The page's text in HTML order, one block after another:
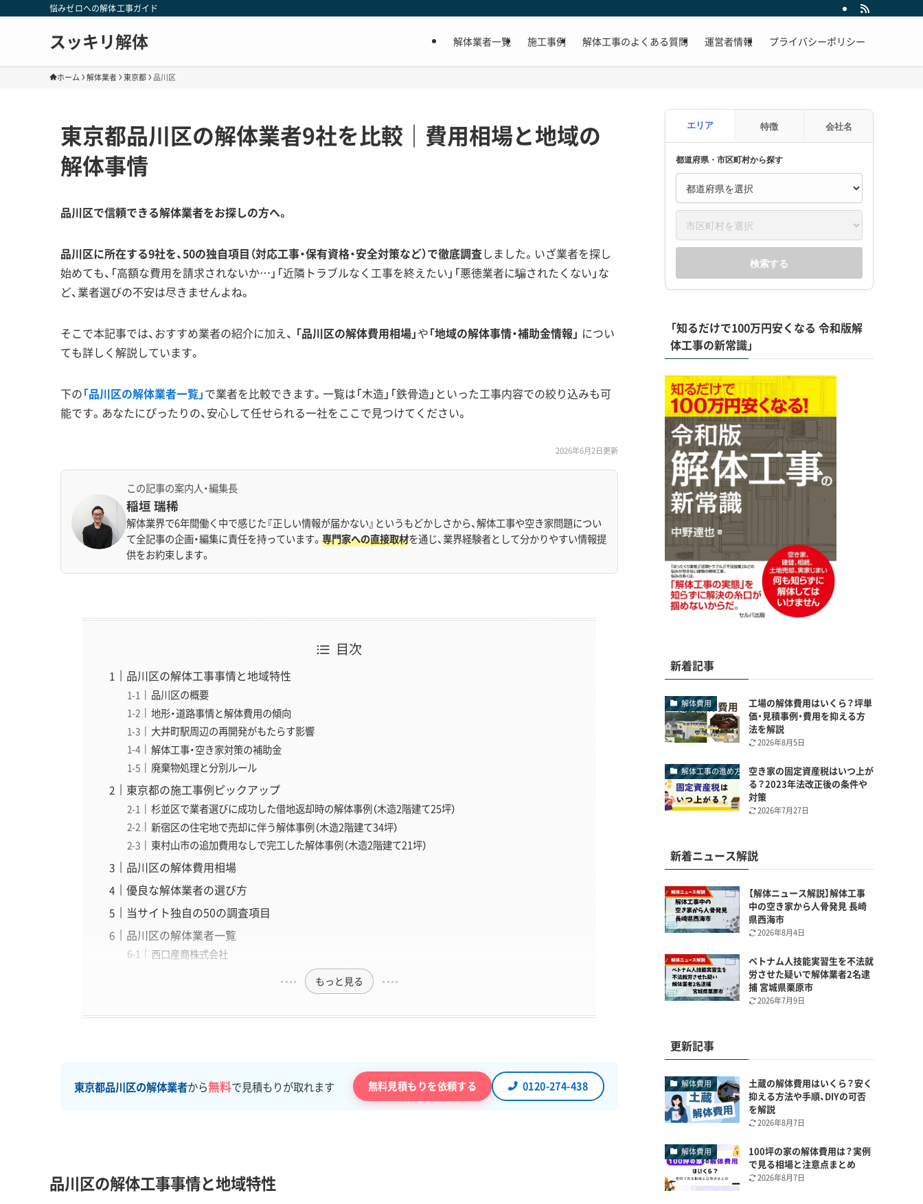
悩みゼロへの解体工事ガイド
スッキリ解体 解体業者一覧 施工事例 解体工事のよくある質問 運営者情報 プライバシーポリシー
ホーム 解体業者 東京都 品川区
東京都品川区の解体業者9社を比較｜費用相場と地域の
解体事情
品川区で信頼できる解体業者をお探しの方へ。
品川区に所在する9社を、50の独自項目（対応工事・保有資格・安全対策など）で徹底調査しました。いざ業者を探し
始めても、「高額な費用を請求されないか…」「近隣トラブルなく工事を終えたい」「悪徳業者に騙されたくない」な
ど、業者選びの不安は尽きませんよね。
そこで本記事では、おすすめ業者の紹介に加え、 「品川区の解体費用相場」や「地域の解体事情・補助金情報」 につい
ても詳しく解説しています。
下の「品川区の解体業者一覧」で業者を比較できます。一覧は「木造」「鉄骨造」といった工事内容での絞り込みも可
能です。あなたにぴったりの、安心して任せられる一社をここで見つけてください。
2026年6月2日更新
この記事の案内人・編集長
稲垣 瑞稀
解体業界で6年間働く中で感じた『正しい情報が届かない』というもどかしさから、解体工事や空き家問題につい
て全記事の企画・編集に責任を持っています。 専門家への直接取材を通じ、業界経験者として分かりやすい情報提
供をお約束します。
目次
品川区の解体工事事情と地域特性
品川区の概要
地形・道路事情と解体費用の傾向
大井町駅周辺の再開発がもたらす影響
解体工事・空き家対策の補助金
廃棄物処理と分別ルール
東京都の施工事例ピックアップ
杉並区で業者選びに成功した借地返却時の解体事例（木造2階建て25坪）
新宿区の住宅地で売却に伴う解体事例（木造2階建て34坪）
東村山市の追加費用なしで完工した解体事例（木造2階建て21坪）
品川区の解体費用相場
優良な解体業者の選び方
当サイト独自の50の調査項目
品川区の解体業者一覧
西口産商株式会社
もっと見る
東京都品川区の解体業者から無料で見積もりが取れます 無料見積もりを依頼する 0120-274-438
品川区の解体工事事情と地域特性
エリア 特徴 会社名
都道府県・市区町村から探す
検索する
「知るだけで100万円安くなる 令和版解
体工事の新常識」
新着記事
解体費用
工場の解体費用はいくら？坪単
価・見積事例・費用を抑える方
法を解説
2026年8月5日
解体工事の進め方
空き家の固定資産税はいつ上が
る？2023年法改正後の条件や
対策
2026年7月27日
新着ニュース解説
【解体ニュース解説】解体工事
中の空き家から人骨発見 長崎
県西海市
2026年8月4日
ベトナム人技能実習生を不法就
労させた疑いで解体業者2名逮
捕 宮城県栗原市
2026年7月9日
更新記事
解体費用
土蔵の解体費用はいくら？安く
抑える方法や手順、DIYの可否
を解説
2026年8月7日
解体費用
100坪の家の解体費用は？実例
で見る相場と注意点まとめ
2026年8月7日